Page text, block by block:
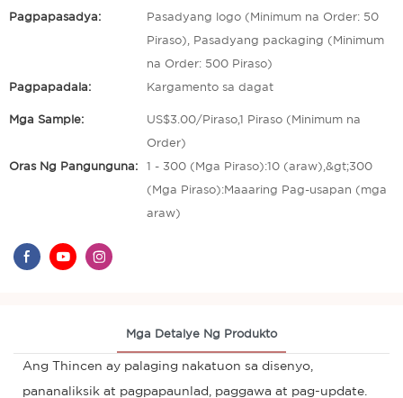
Pagpapasadya: Pasadyang logo (Minimum na Order: 50
Piraso), Pasadyang packaging (Minimum
na Order: 500 Piraso)
Pagpapadala: Kargamento sa dagat
Mga Sample: US$3.00/Piraso,1 Piraso (Minimum na
Order)
Oras Ng Pangunguna: 1 - 300 (Mga Piraso):10 (araw),&gt;300
(Mga Piraso):Maaaring Pag-usapan (mga
araw)
Mga Detalye Ng Produkto
Ang Thincen ay palaging nakatuon sa disenyo,
pananaliksik at pagpapaunlad, paggawa at pag-update.